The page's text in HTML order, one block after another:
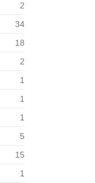
2
34
18
2
1
1
1
5
15
1